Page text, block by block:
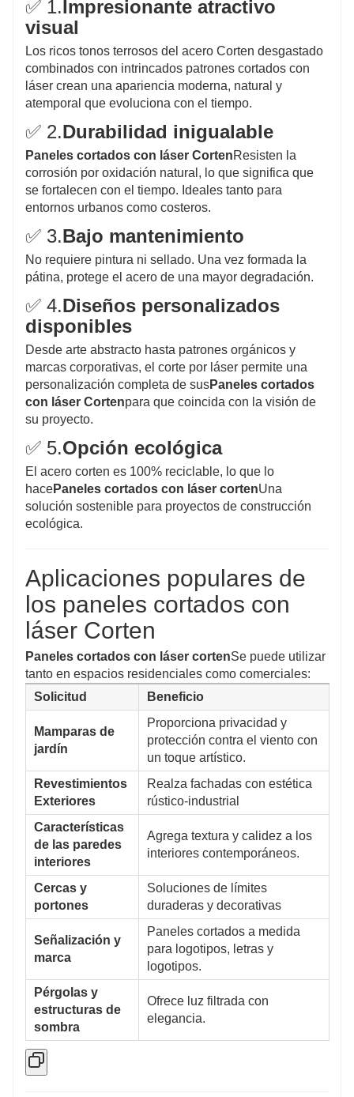
✅ 1. Impresionante atractivo
visual
Los ricos tonos terrosos del acero Corten desgastado
combinados con intrincados patrones cortados con
láser crean una apariencia moderna, natural y
atemporal que evoluciona con el tiempo.
✅ 2.Durabilidad inigualable
Paneles cortados con láser CortenResisten la
corrosión por oxidación natural, lo que significa que
se fortalecen con el tiempo. Ideales tanto para
entornos urbanos como costeros.
✅ 3.Bajo mantenimiento
No requiere pintura ni sellado. Una vez formada la
pátina, protege el acero de una mayor degradación.
✅ 4.Diseños personalizados
disponibles
Desde arte abstracto hasta patrones orgánicos y
marcas corporativas, el corte por láser permite una
personalización completa de susPaneles cortados
con láser Cortenpara que coincida con la visión de
su proyecto.
✅ 5.Opción ecológica
El acero corten es 100% reciclable, lo que lo
hacePaneles cortados con láser cortenUna
solución sostenible para proyectos de construcción
ecológica.
Aplicaciones populares de
los paneles cortados con
láser Corten
Paneles cortados con láser cortenSe puede utilizar
tanto en espacios residenciales como comerciales:
Solicitud
Beneficio
Mamparas de
jardín
Proporciona privacidad y
protección contra el viento con
un toque artístico.
Revestimientos
Exteriores
Realza fachadas con estética
rústico-industrial
Características
de las paredes
interiores
Agrega textura y calidez a los
interiores contemporáneos.
Cercas y
portones
Soluciones de límites
duraderas y decorativas
Señalización y
marca
Paneles cortados a medida
para logotipos, letras y
logotipos.
Pérgolas y
estructuras de
sombra
Ofrece luz filtrada con
elegancia.